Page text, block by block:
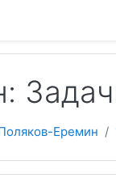
Еремин